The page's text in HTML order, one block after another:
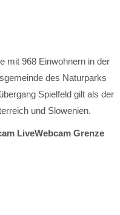
mit 968 Einwohnern in der
des Naturparks
Spielfeld gilt als der
und Slowenien.
LiveWebcam Grenze